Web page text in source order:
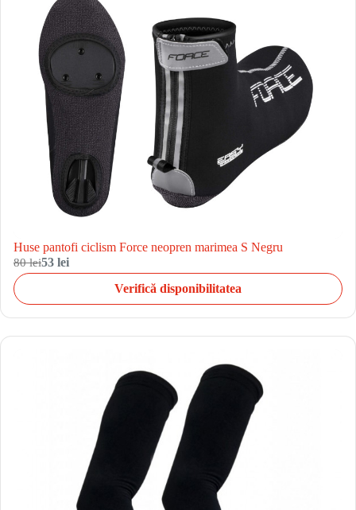
Huse pantofi ciclism Force neopren marimea S Negru
80 lei53 lei
Verifică disponibilitatea